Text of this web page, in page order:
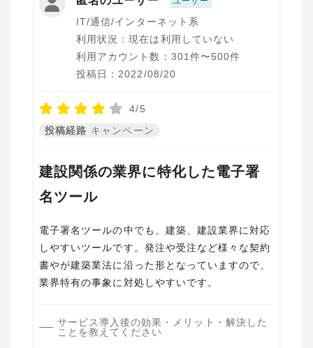
IT/通信/インターネット系
利用状況：現在は利用していない
利用アカウント数：301件〜500件
投稿日：2022/08/20
4/5
投稿経路 キャンペーン
建設関係の業界に特化した電子署
名ツール
電子署名ツールの中でも、建築、建設業界に対応
しやすいツールです。発注や受注など様々な契約
書やが建築業法に沿った形となっていますので、
業界特有の事象に対処しやすいです。
サービス導入後の効果・メリット・解決した
ことを教えてください